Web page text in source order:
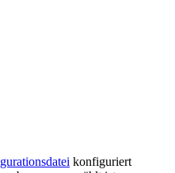
konfiguriert